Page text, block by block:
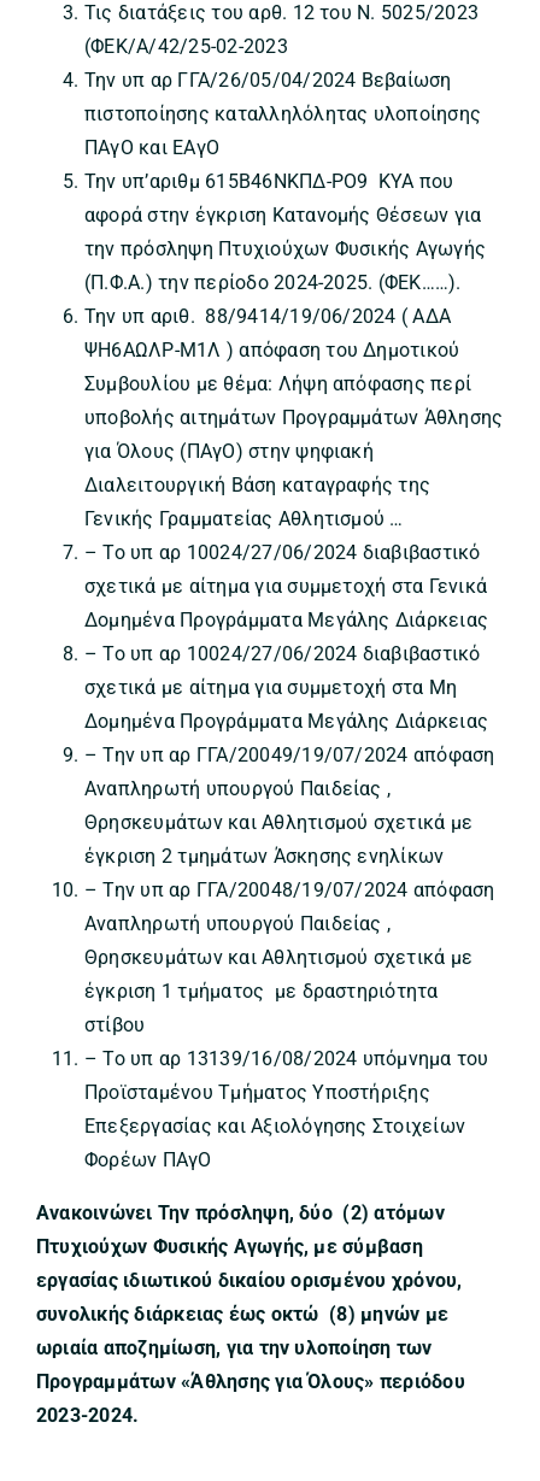
Τις διατάξεις του αρθ. 12 του Ν. 5025/2023
(ΦΕΚ/Α/42/25-02-2023
Την υπ αρ ΓΓΑ/26/05/04/2024 Βεβαίωση
πιστοποίησης καταλληλόλητας υλοποίησης
ΠΑγΟ και ΕΑγΟ
Την υπ’αριθμ 615Β46ΝΚΠΔ-ΡΟ9 ΚΥΑ που
αφορά στην έγκριση Κατανομής Θέσεων για
την πρόσληψη Πτυχιούχων Φυσικής Αγωγής
(Π.Φ.Α.) την περίοδο 2024-2025. (ΦΕΚ……).
Την υπ αριθ. 88/9414/19/06/2024 ( ΑΔΑ
ΨΗ6ΑΩΛΡ-Μ1Λ ) απόφαση του Δημοτικού
Συμβουλίου με θέμα: Λήψη απόφασης περί
υποβολής αιτημάτων Προγραμμάτων Άθλησης
για Όλους (ΠΑγΟ) στην ψηφιακή
Διαλειτουργική Βάση καταγραφής της
Γενικής Γραμματείας Αθλητισμού …
– Το υπ αρ 10024/27/06/2024 διαβιβαστικό
σχετικά με αίτημα για συμμετοχή στα Γενικά
Δομημένα Προγράμματα Μεγάλης Διάρκειας
– Το υπ αρ 10024/27/06/2024 διαβιβαστικό
σχετικά με αίτημα για συμμετοχή στα Μη
Δομημένα Προγράμματα Μεγάλης Διάρκειας
– Την υπ αρ ΓΓΑ/20049/19/07/2024 απόφαση
Αναπληρωτή υπουργού Παιδείας ,
Θρησκευμάτων και Αθλητισμού σχετικά με
έγκριση 2 τμημάτων Άσκησης ενηλίκων
– Την υπ αρ ΓΓΑ/20048/19/07/2024 απόφαση
Αναπληρωτή υπουργού Παιδείας ,
Θρησκευμάτων και Αθλητισμού σχετικά με
έγκριση 1 τμήματος με δραστηριότητα
στίβου
– Το υπ αρ 13139/16/08/2024 υπόμνημα του
Προϊσταμένου Τμήματος Υποστήριξης
Επεξεργασίας και Αξιολόγησης Στοιχείων
Φορέων ΠΑγΟ
Ανακοινώνει Την πρόσληψη, δύο (2) ατόμων
Πτυχιούχων Φυσικής Αγωγής, με σύμβαση
εργασίας ιδιωτικού δικαίου ορισμένου χρόνου,
συνολικής διάρκειας έως οκτώ (8) μηνών με
ωριαία αποζημίωση, για την υλοποίηση των
Προγραμμάτων«Άθλησης για Όλους» περιόδου
2023-2024.